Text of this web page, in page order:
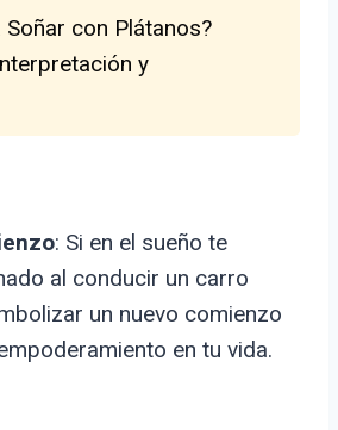
Soñar con Plátanos?
y
: Si en el sueño te
al conducir un carro
un nuevo comienzo
en tu vida.